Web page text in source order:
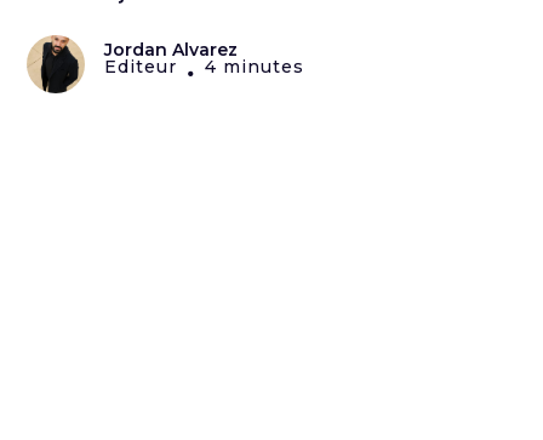
Jordan Alvarez
Editeur • 4 minutes